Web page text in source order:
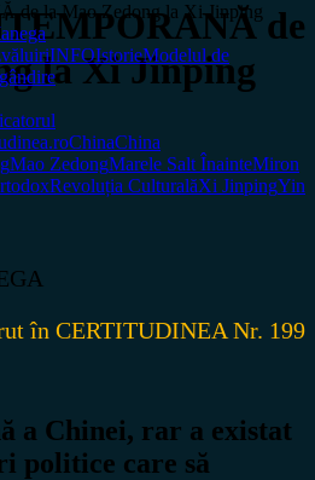
de
la Xi Jinping
de la Mao Zedong la Xi Jinping
INFOIstorieModelul de
ChinaChina
Mao ZedongMarele Salt ÎnainteMiron
Revoluția CulturalăXi JinpingYin
în CERTITUDINEA Nr. 199
a Chinei, rar a existat
politice care să